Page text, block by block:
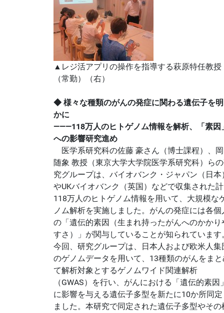
▲レジ活アプリの操作を指導する萩原特任教授
（常勤）（右）
◆ 様々な種類のがんの発症に関わる遺伝子を
かに
―――118万人のヒトゲノム情報を解析、「素因
への影響研究進め
医学系研究科の佐藤 豪さん（博士課程）、
随象 教授（東京大学大学院医学系研究科）ら
究グループは、バイオバンク・ジャパン（日本
やUKバイオバンク（英国）などで収集された計
118万人のヒトゲノム情報を用いて、大規模な
ノム解析を実施しました。がんの発症には各個
の「遺伝的素因（生まれ持ったがんへのかかり
すさ）」が関与していることが知られています
今回、研究グループは、日本人および欧米人集
のゲノムデータを用いて、13種類のがんをまと
て解析対象とするゲノムワイド関連解析
（GWAS）を行い、がんにおける「遺伝的素因
に影響を与える遺伝子多型を新たに10か所同定
ました。本研究で同定された遺伝子多型やその